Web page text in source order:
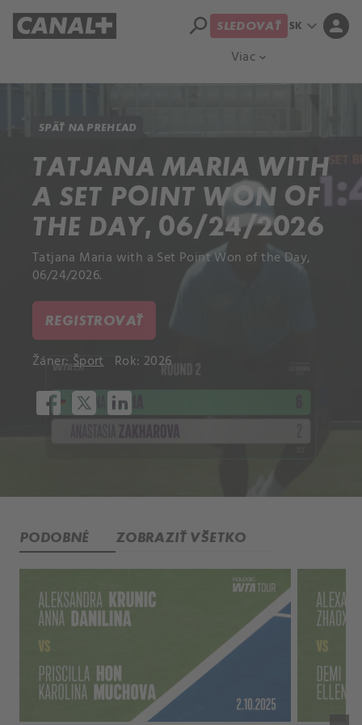
Viac expand_more
search SLEDOVAŤ SK expand_more person
SPÄŤ NA PREHĽAD
TATJANA MARIA WITH
A SET POINT WON OF
THE DAY, 06/24/2026
Tatjana Maria with a Set Point Won of the Day,
06/24/2026.
REGISTROVAŤ
Žáner: Šport Rok: 2026
PODOBNÉ ZOBRAZIŤ VŠETKO